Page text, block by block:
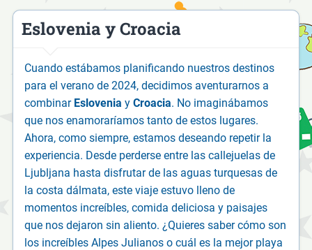
Eslovenia y Croacia
Cuando estábamos planificando nuestros destinos
para el verano de 2024, decidimos aventurarnos a
combinar Eslovenia yCroacia. No imaginábamos
que nos enamoraríamos tanto de estos lugares.
Ahora, como siempre, estamos deseando repetir la
experiencia. Desde perderse entre las callejuelas de
Ljubljana hasta disfrutar de las aguas turquesas de
la costa dálmata, este viaje estuvo lleno de
momentos increíbles, comida deliciosa y paisajes
que nos dejaron sin aliento. ¿Quieres saber cómo son
los increíbles Alpes Julianos o cuál es la mejor playa